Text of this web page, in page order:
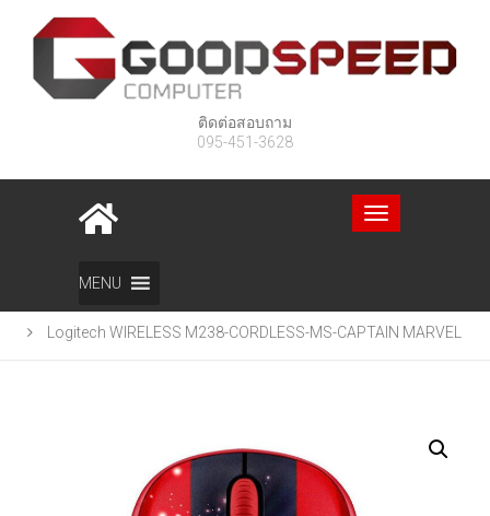
ติดต่อสอบถาม
095-451-3628
Toggle
navigation
MENU
สินค้า
Logitech WIRELESS M238-CORDLESS-MS-CAPTAIN MARVEL